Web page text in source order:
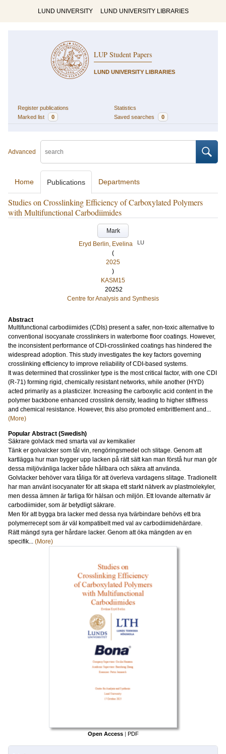
LUND UNIVERSITY LUND UNIVERSITY LIBRARIES
LUP Student Papers
LUND UNIVERSITY LIBRARIES
Register publications
Statistics
Marked list
0 Saved searches 0
Advanced
Home Publications Departments
Studies on Crosslinking Efficiency of Carboxylated Polymers
with Multifunctional Carbodiimides
Mark
Eryd Berlin, Evelina
LU
(
2025
)
KASM15
20252
Centre for Analysis and Synthesis
Abstract
Multifunctional carbodiimides (CDIs) present a safer, non-toxic alternative to
conventional isocyanate crosslinkers in waterborne floor coatings. However,
the inconsistent performance of CDI-crosslinked coatings has hindered the
widespread adoption. This study investigates the key factors governing
crosslinking efficiency to improve reliability of CDI-based systems.
It was determined that crosslinker type is the most critical factor, with one CDI
(R-71) forming rigid, chemically resistant networks, while another (HYD)
acted primarily as a plasticizer. Increasing the carboxylic acid content in the
polymer backbone enhanced crosslink density, leading to higher stiffness
and chemical resistance. However, this also promoted embrittlement and...
(More)
Popular Abstract (Swedish)
Säkrare golvlack med smarta val av kemikalier
Tänk er golvalcker som tål vin, rengöringsmedel och slitage. Genom att
kartlägga hur man bygger upp lacken på rätt sätt kan man förstå hur man gör
dessa miljövänliga lacker både hållbara och säkra att använda.
Golvlacker behöver vara tåliga för att överleva vardagens slitage. Tradionellt
har man använt isocyanater för att skapa ett starkt nätverk av plastmolekyler,
men dessa ämnen är farliga för hälsan och miljön. Ett lovande alternativ är
carbodiimider, som är betydligt säkrare.
Men för att bygga bra lacker med dessa nya tvärbindare behövs ett bra
polymerrecept som är väl kompatibelt med val av carbodiimidehärdare.
Rätt mängd syra ger hårdare lacker. Genom att öka mängden av en
specifik... (More)
Open Access | PDF